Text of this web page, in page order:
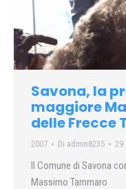
Savona, la
maggiore
delle Frecce
2007 Di admin8235 29
Il Comune di Savona
Massimo Tammaro